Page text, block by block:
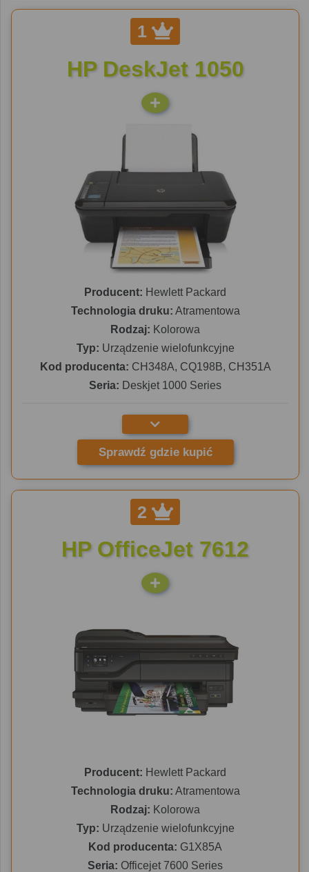
1
HP DeskJet 1050
Producent: Hewlett Packard
Technologia druku: Atramentowa
Rodzaj: Kolorowa
Typ: Urządzenie wielofunkcyjne
Kod producenta: CH348A, CQ198B, CH351A
Seria: Deskjet 1000 Series
Sprawdź gdzie kupić
2
HP OfficeJet 7612
Producent: Hewlett Packard
Technologia druku: Atramentowa
Rodzaj: Kolorowa
Typ: Urządzenie wielofunkcyjne
Kod producenta: G1X85A
Seria: Officejet 7600 Series